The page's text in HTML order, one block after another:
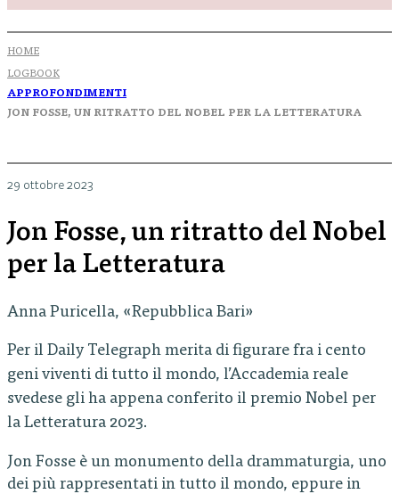
HOME
LOGBOOK
APPROFONDIMENTI
JON FOSSE, UN RITRATTO DEL NOBEL PER LA LETTERATURA
29 ottobre 2023
Jon Fosse, un ritratto del Nobel
per la Letteratura
Anna Puricella, «Repubblica Bari»
Per il Daily Telegraph merita di figurare fra i cento
geni viventi di tutto il mondo, l’Accademia reale
svedese gli ha appena conferito il premio Nobel per
la Letteratura 2023.
Jon Fosse è un monumento della drammaturgia, uno
dei più rappresentati in tutto il mondo, eppure in